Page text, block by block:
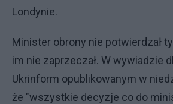
Londynie.
Minister obrony nie potwierdzał
im nie zaprzeczał. W wywiadzie
Ukrinform opublikowanym w
że "wszystkie decyzje co do